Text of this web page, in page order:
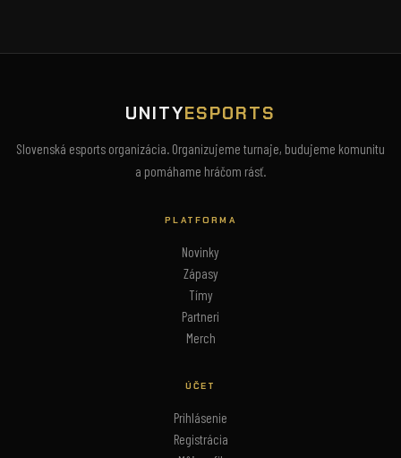
UNITYESPORTS
Slovenská esports organizácia. Organizujeme turnaje, budujeme komunitu
a pomáhame hráčom rásť.
PLATFORMA
Novinky
Zápasy
Tímy
Partneri
Merch
ÚČET
Prihlásenie
Registrácia